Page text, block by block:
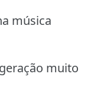
música
muito